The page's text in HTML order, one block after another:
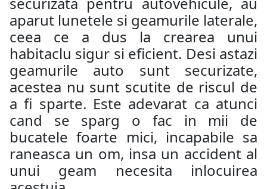
aparut lunetele si geamurile laterale,
ceea ce a dus la crearea unui
habitaclu sigur si eficient. Desi astazi
geamurile auto sunt securizate,
acestea nu sunt scutite de riscul de
a fi sparte. Este adevarat ca atunci
cand se sparg o fac in mii de
bucatele foarte mici, incapabile sa
raneasca un om, insa un accident al
unui geam necesita inlocuirea